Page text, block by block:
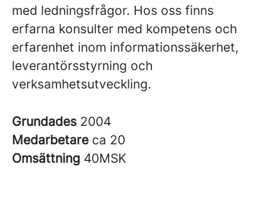
med ledningsfrågor. Hos oss finns
erfarna konsulter med kompetens och
erfarenhet inom informationssäkerhet,
leverantörsstyrning och
verksamhetsutveckling.
Grundades 2004
Medarbetare ca 20
Omsättning 40MSK